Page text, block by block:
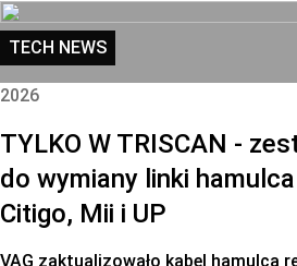
TECH NEWS
2026
TYLKO W TRISCAN -
do wymiany linki
Citigo, Mii i UP
VAG zaktualizowało kabel hamulca